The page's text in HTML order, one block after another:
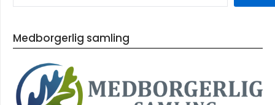
Medborgerlig samling